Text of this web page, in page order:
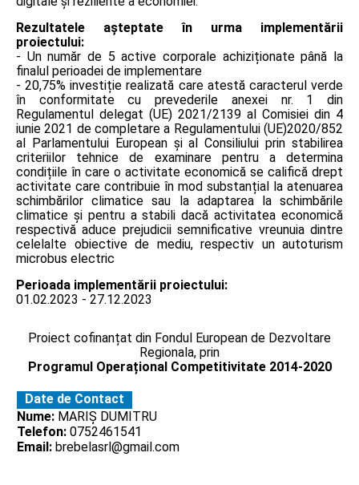
Rezultatele așteptate în urma implementării
proiectului:
- Un număr de 5 active corporale achiziționate până la
finalul perioadei de implementare
- 20,75% investiție realizată care atestă caracterul verde
în conformitate cu prevederile anexei nr. 1 din
Regulamentul delegat (UE) 2021/2139 al Comisiei din 4
iunie 2021 de completare a Regulamentului (UE)2020/852
al Parlamentului European și al Consiliului prin stabilirea
criteriilor tehnice de examinare pentru a determina
condițiile în care o activitate economică se califică drept
activitate care contribuie în mod substanțial la atenuarea
schimbărilor climatice sau la adaptarea la schimbările
climatice și pentru a stabili dacă activitatea economică
respectivă aduce prejudicii semnificative vreunuia dintre
celelalte obiective de mediu, respectiv un autoturism
microbus electric
Perioada implementării proiectului:
01.02.2023 - 27.12.2023
Proiect cofinanțat din Fondul European de Dezvoltare
Regionala, prin
Programul Operațional Competitivitate 2014-2020
Date de Contact
Nume: MARIȘ DUMITRU
Telefon: 0752461541
Email: brebelasrl@gmail.com